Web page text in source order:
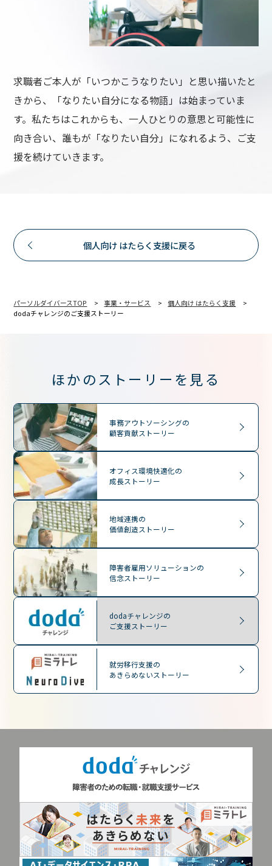
求職者ご本人が「いつかこうなりたい」と思い描いたと
きから、「なりたい自分になる物語」は始まっていま
す。私たちはこれからも、一人ひとりの意思と可能性に
向き合い、誰もが「なりたい自分」になれるよう、ご支
援を続けていきます。
個人向け はたらく支援に戻る
パーソルダイバースTOP 事業・サービス
個人向け はたらく支援
dodaチャレンジのご支援ストーリー
ほかのストーリーを見る
事務アウトソーシングの
顧客貢献ストーリー
オフィス環境快適化の
成長ストーリー
地域連携の
価値創造ストーリー
障害者雇用ソリューションの
信念ストーリー
dodaチャレンジの
ご支援ストーリー
就労移行支援の
あきらめないストーリー